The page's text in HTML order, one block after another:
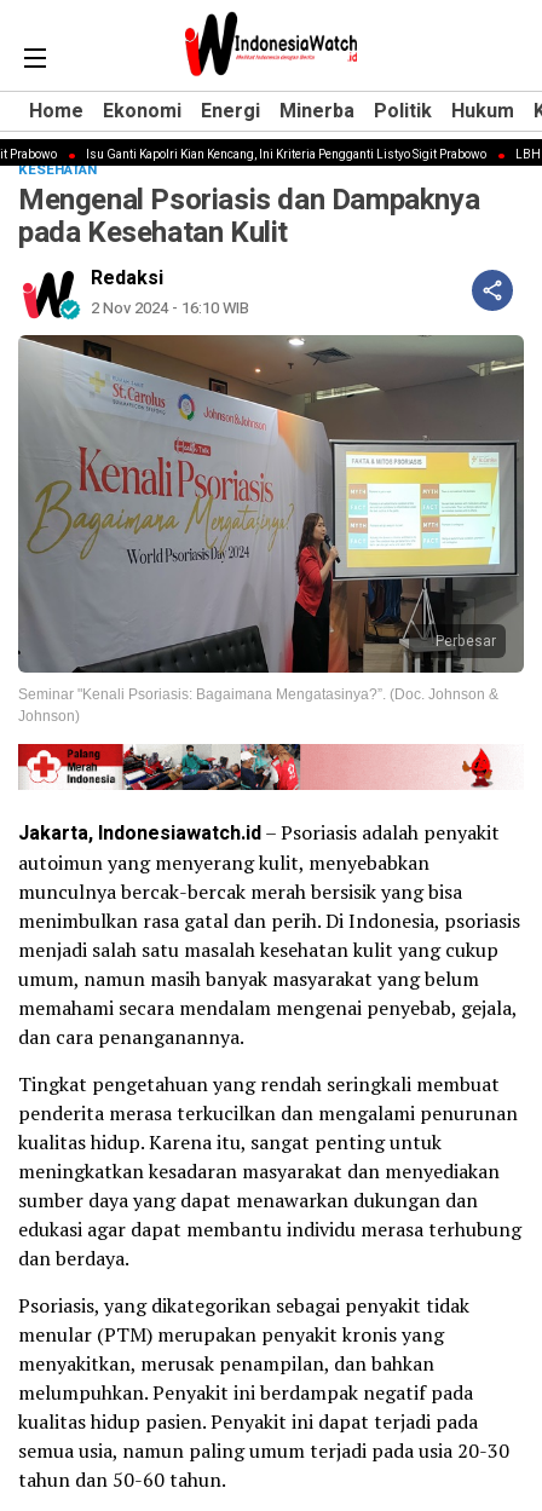
Home Ekonomi Energi Minerba Politik Hukum
Home Ekonomi Energi Minerba Politik Hukum
Isu Ganti Kapolri Kian Kencang, Ini Kriteria Pengganti Listyo Sigit Prabowo LBH
KESEHATAN
Mengenal Psoriasis dan Dampaknya
pada Kesehatan Kulit
Redaksi
2 Nov 2024 - 16:10 WIB
Perbesar
Seminar "Kenali Psoriasis: Bagaimana Mengatasinya?”. (Doc. Johnson &
Johnson)
Jakarta, Indonesiawatch.id– Psoriasis adalah penyakit
autoimun yang menyerang kulit, menyebabkan
munculnya bercak-bercak merah bersisik yang bisa
menimbulkan rasa gatal dan perih. Di Indonesia, psoriasis
menjadi salah satu masalah kesehatan kulit yang cukup
umum, namun masih banyak masyarakat yang belum
memahami secara mendalam mengenai penyebab, gejala,
dan cara penanganannya.
Tingkat pengetahuan yang rendah seringkali membuat
penderita merasa terkucilkan dan mengalami penurunan
kualitas hidup. Karena itu, sangat penting untuk
meningkatkan kesadaran masyarakat dan menyediakan
sumber daya yang dapat menawarkan dukungan dan
edukasi agar dapat membantu individu merasa terhubung
dan berdaya.
Psoriasis, yang dikategorikan sebagai penyakit tidak
menular (PTM) merupakan penyakit kronis yang
menyakitkan, merusak penampilan, dan bahkan
melumpuhkan. Penyakit ini berdampak negatif pada
kualitas hidup pasien. Penyakit ini dapat terjadi pada
semua usia, namun paling umum terjadi pada usia 20-30
tahun dan 50-60 tahun.